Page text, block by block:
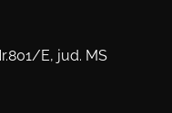
E, jud. MS